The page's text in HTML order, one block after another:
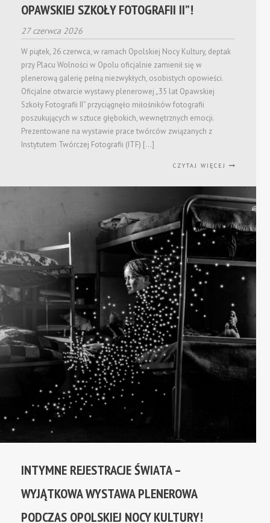
OPAWSKIEJ SZKOŁY FOTOGRAFII II”!
27 czerwca 2026
W piątek, 26 czerwca, w ramach Opolskiej Nocy Kultury, deptak
przy Placu Wolności w Opolu oficjalnie zamienił się w
plenerową galerię pełną niezwykłych, osobistych opowieści.
Oficjalne otwarcie wystawy plenerowej „35 lat Opawskiej
Szkoły Fotografii II” przyciągnęło miłośników fotografii
poszukujących w sztuce głębokich, wewnętrznych emocji.
Prezentowane na wystawie prace twórców związanych z
Instytutem Twórczej Fotografii (ITF) […]
CZYTAJ WIĘCEJ
INTYMNE REJESTRACJE ŚWIATA –
WYJĄTKOWA WYSTAWA PLENEROWA
PODCZAS OPOLSKIEJ NOCY KULTURY!